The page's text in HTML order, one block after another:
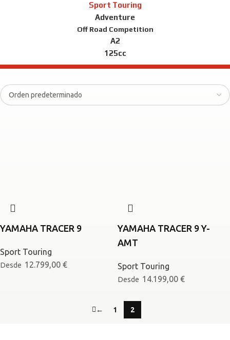
Sport Touring
Adventure
Off Road Competition
A2
125cc
YAMAHA TRACER 9
Sport Touring
Desde 12.799,00 €
YAMAHA TRACER 9 Y-
AMT
Sport Touring
Desde 14.199,00 €
← 1 2